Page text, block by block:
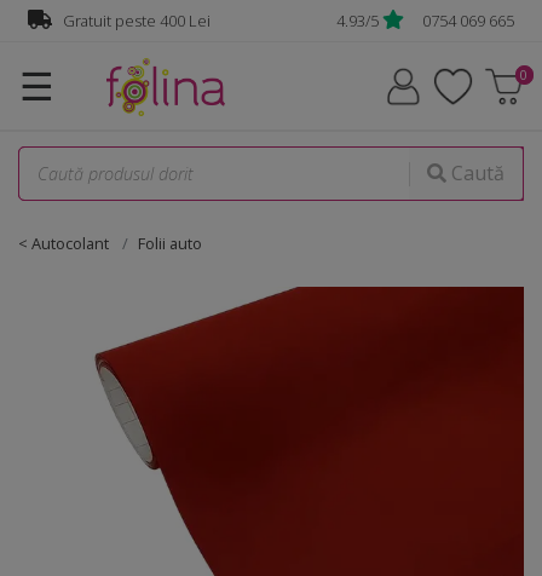
Gratuit peste 400 Lei 4.93/5 0754 069 665
☰
Caută
< Autocolant Folii auto